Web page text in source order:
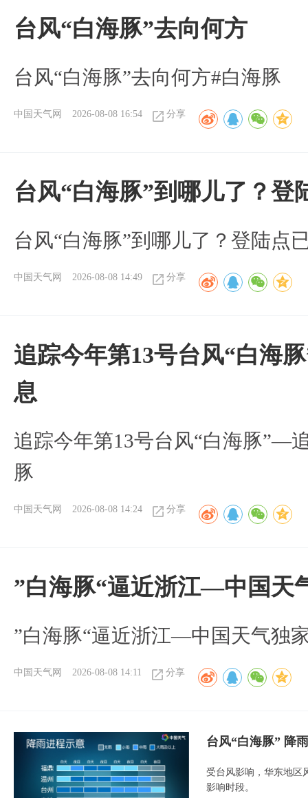
台风“白海豚”去向何方
台风“白海豚”去向何方#白海豚
中国天气网 2026-08-08 16:54 分享
台风“白海豚”到哪儿了？登
台风“白海豚”到哪儿了？登陆点
中国天气网 2026-08-08 14:49 分享
追踪今年第13号台风“白海
息
追踪今年第13号台风“白海豚”—
豚
中国天气网 2026-08-08 14:24 分享
”白海豚“逼近浙江—中国天
​”白海豚“逼近浙江—中国天气独
中国天气网 2026-08-08 14:11 分享
台风“白海豚” 降
受台风影响，华东地区
影响时段。